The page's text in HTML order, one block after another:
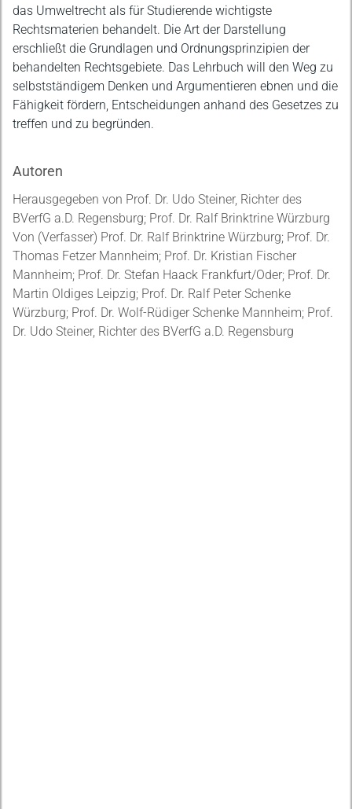
das Umweltrecht als für Studierende wichtigste
Rechtsmaterien behandelt. Die Art der Darstellung
erschließt die Grundlagen und Ordnungsprinzipien der
behandelten Rechtsgebiete. Das Lehrbuch will den Weg zu
selbstständigem Denken und Argumentieren ebnen und die
Fähigkeit fördern, Entscheidungen anhand des Gesetzes zu
treffen und zu begründen.
Autoren
Herausgegeben von Prof. Dr. Udo Steiner, Richter des
BVerfG a.D. Regensburg; Prof. Dr. Ralf Brinktrine Würzburg
Von (Verfasser) Prof. Dr. Ralf Brinktrine Würzburg; Prof. Dr.
Thomas Fetzer Mannheim; Prof. Dr. Kristian Fischer
Mannheim; Prof. Dr. Stefan Haack Frankfurt/Oder; Prof. Dr.
Martin Oldiges Leipzig; Prof. Dr. Ralf Peter Schenke
Würzburg; Prof. Dr. Wolf-Rüdiger Schenke Mannheim; Prof.
Dr. Udo Steiner, Richter des BVerfG a.D. Regensburg